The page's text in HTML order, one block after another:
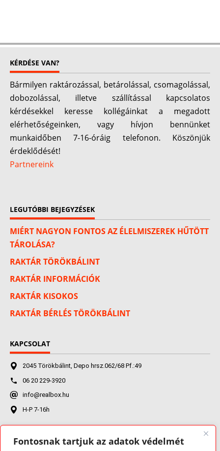
Fontosnak tartjuk az adatok védelmét
KÉRDÉSE VAN?
Bármilyen raktározással, betárolással, csomagolással,
dobozolással, illetve szállítással kapcsolatos
kérdésekkel keresse kollégáinkat a megadott
elérhetőségeinken, vagy hívjon bennünket
munkaidőben 7-16-óráig telefonon. Köszönjük
érdeklődését!
Partnereink
LEGUTÓBBI BEJEGYZÉSEK
MIÉRT NAGYON FONTOS AZ ÉLELMISZEREK HŰTÖTT
TÁROLÁSA?
RAKTÁR TÖRÖKBÁLINT
RAKTÁR INFORMÁCIÓK
RAKTÁR KISOKOS
RAKTÁR BÉRLÉS TÖRÖKBÁLINT
KAPCSOLAT
2045 Törökbálint, Depo hrsz.062/68 Pf.:49
06 20 229-3920
info@realbox.hu
H-P 7-16h
FACEBOOK